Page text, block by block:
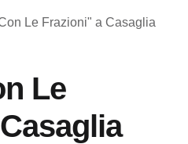
Le Frazioni" a Casaglia
Le